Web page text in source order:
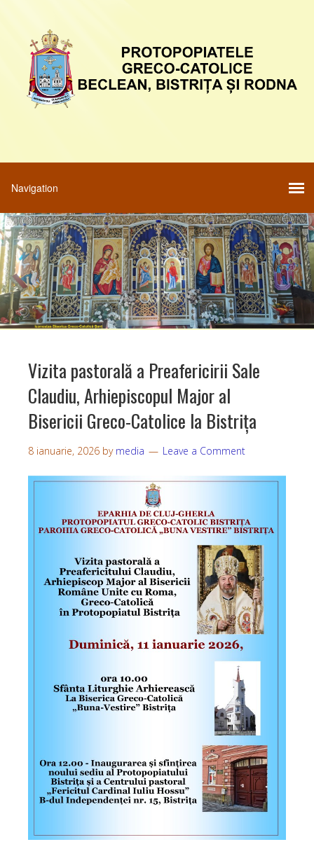
Vizita pastorală a Preafericirii Sale
Claudiu, Arhiepiscopul Major al
Bisericii Greco-Catolice la Bistrița
8 ianuarie, 2026 by media Leave a Comment